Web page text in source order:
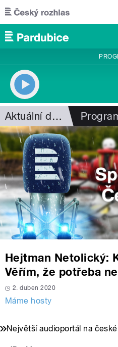
Přejít k hlavnímu obsahu
Aktuální dění
Hejtman Netolický:
Věřím, že potřeba
2. duben 2020
Máme hosty
Největší audioportál na